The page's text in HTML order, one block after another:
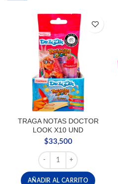
TRAGA NOTAS DOCTOR
LOOK X10 UND
$33,500
TRAGA NOTAS
AÑADIR AL CARRITO